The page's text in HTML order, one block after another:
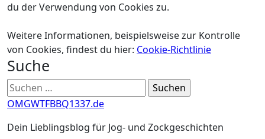
du der Verwendung von Cookies zu.
Weitere Informationen, beispielsweise zur Kontrolle
von Cookies, findest du hier: Cookie-Richtlinie
Suche
Suchen
nach:
OMGWTFBBQ1337.de
Dein Lieblingsblog für Jog- und Zockgeschichten